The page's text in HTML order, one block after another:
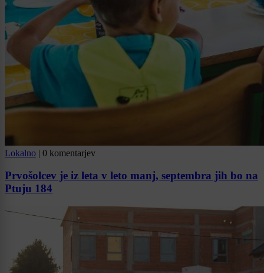
Lokalno | 0 komentarjev
Prvošolcev je iz leta v leto manj, septembra jih bo na
Ptuju 184